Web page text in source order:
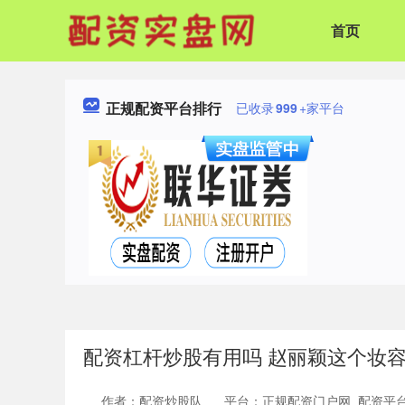
首页
正规配资平台排行 已收录999+家平台
配资杠杆炒股有用吗 赵丽颖这个妆
作者：配资炒股队 平台：正规配资门户网_配资平